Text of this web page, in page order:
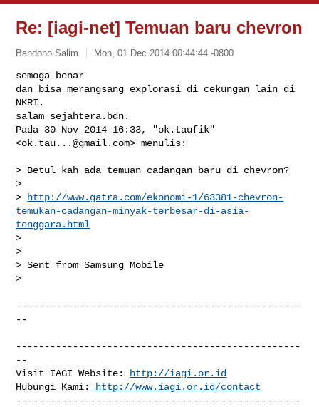
Re: [iagi-net] Temuan baru chevron
Bandono Salim Mon, 01 Dec 2014 00:44:44 -0800
semoga benar
dan bisa merangsang explorasi di cekungan lain di
NKRI.
salam sejahtera.bdn.
Pada 30 Nov 2014 16:33, "ok.taufik"
<ok.tau...@gmail.com> menulis:
> Betul kah ada temuan cadangan baru di chevron?
>
>
http://www.gatra.com/ekonomi-1/63381-chevron-
temukan-cadangan-minyak-terbesar-di-asia-
tenggara.html
>
>
> Sent from Samsung Mobile
>
--------------------------------------------------
--
--------------------------------------------------
--
Visit IAGI Website:
http://iagi.or.id
Hubungi Kami:
http://www.iagi.or.id/contact
--------------------------------------------------